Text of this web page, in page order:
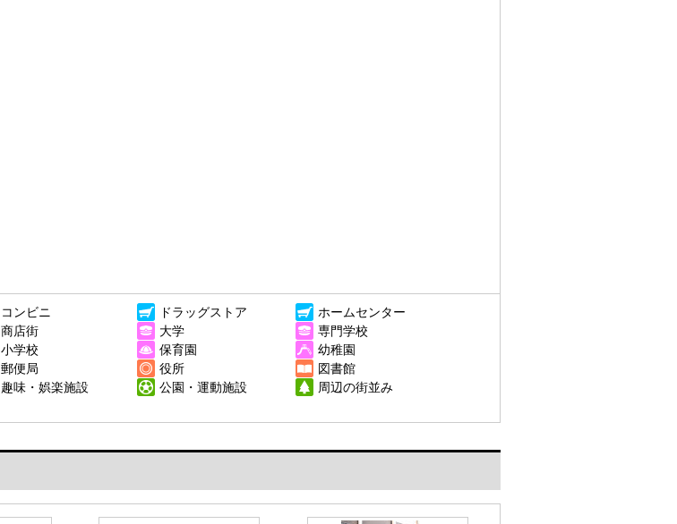
コンビニ ドラッグストア
ホームセンター
商店街 大学
専門学校
小学校 保育園
幼稚園
郵便局 役所
図書館
趣味・娯楽施設 公園・運動施設
周辺の街並み